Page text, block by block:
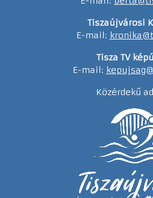
Tiszaújvárosi
E-mail:
Tisza TV
E-mail:
Közérdekű